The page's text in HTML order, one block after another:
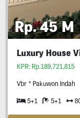
Rp. 45 M
KPR: Rp.189,721,815
Vbr * Pakuwon Indah
5+1 5+1